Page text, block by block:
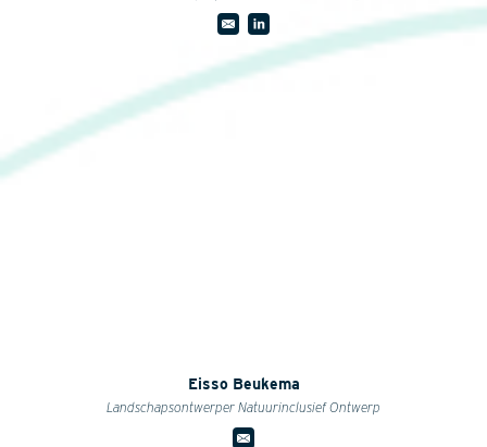
Eisso Beukema
Landschapsontwerper Natuurinclusief Ontwerp